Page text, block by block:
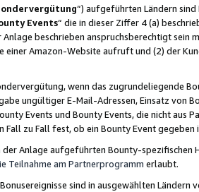
“) aufgeführten Ländern
Events“ die in dieser Ziffer 4 (a)
beschrieben anspruchsberechtigt sein
einer Amazon-Website aufruft und (2) der
wenn das zugrundeliegende
ungültiger E-Mail-Adressen, Einsatz von
Events und Bounty Events, die nicht
Fall zu Fall fest, ob ein Bounty Event
Anlage aufgeführten Bounty-spezifischen
Teilnahme am Partnerprogramm erlaubt.
Bonusereignisse sind in ausgewählten Ländern